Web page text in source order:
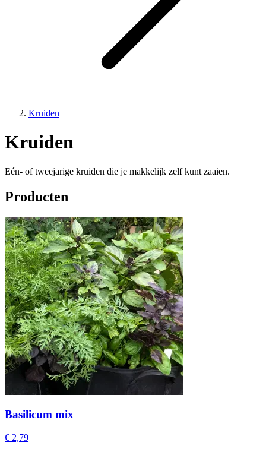
Kruiden
Kruiden
Eén- of tweejarige kruiden die je makkelijk zelf kunt zaaien.
Producten
Basilicum mix
€ 2,79